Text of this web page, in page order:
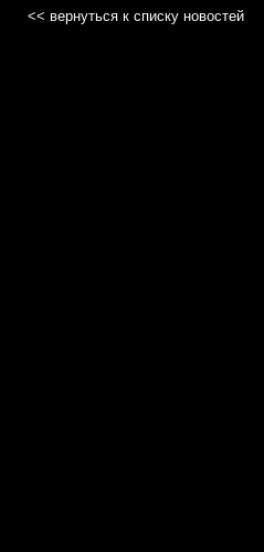
<< вернуться к списку новостей